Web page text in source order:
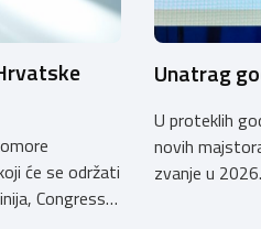
će se održati
Congress
Unatrag
U proteklih
novih
zvanje u